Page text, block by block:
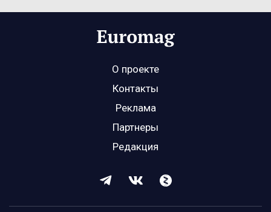
О проекте
Контакты
Реклама
Партнеры
Редакция